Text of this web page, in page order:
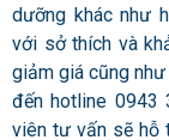
dưỡng khác như
với sở thích và
giảm giá cũng
đến hotline 0943
viên tư vấn sẽ hỗ